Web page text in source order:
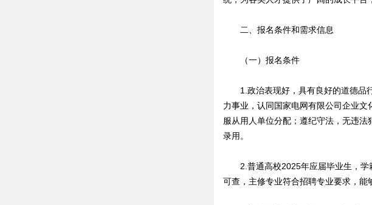
二、报名条件和需求信息
（一）报名条件
1.政治表现好，具有良好的道德品
力事业，认同国家电网有限公司企业文
服从用人单位分配；遵纪守法，无违
录用。
2.普通高校2025年应届毕业生，学
可查，主修专业符合招聘专业要求，能